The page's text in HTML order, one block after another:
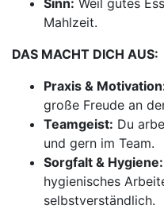
Sinn: Weil gutes
Mahlzeit.
DAS MACHT DICH AUS:
Praxis &
große Freude an
Teamgeist: Du
und gern im Team.
Sorgfalt & Hygiene:
hygienisches
selbstverständlich.